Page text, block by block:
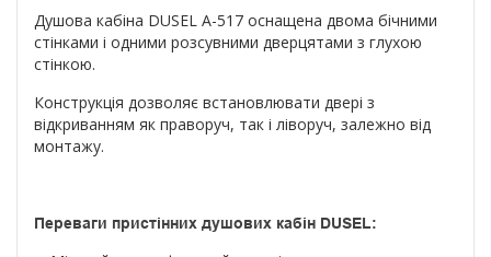
Душова кабіна DUSEL A-517 оснащена двома бічними
стінками і одними розсувними дверцятами з глухою
стінкою.
Конструкція дозволяє встановлювати двері з
відкриванням як праворуч, так і ліворуч, залежно від
монтажу.
Переваги пристінних душових кабін DUSEL: